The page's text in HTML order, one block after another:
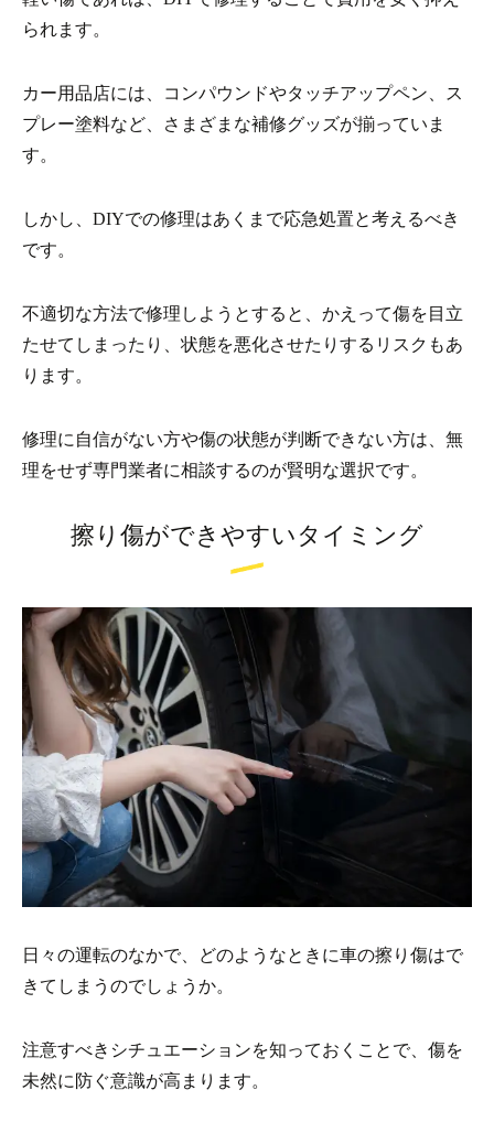
られます。
カー用品店には、コンパウンドやタッチアップペン、ス
プレー塗料など、さまざまな補修グッズが揃っていま
す。
しかし、DIYでの修理はあくまで応急処置と考えるべき
です。
不適切な方法で修理しようとすると、かえって傷を目立
たせてしまったり、状態を悪化させたりするリスクもあ
ります。
修理に自信がない方や傷の状態が判断できない方は、無
理をせず専門業者に相談するのが賢明な選択です。
擦り傷ができやすいタイミング
日々の運転のなかで、どのようなときに車の擦り傷はで
きてしまうのでしょうか。
注意すべきシチュエーションを知っておくことで、傷を
未然に防ぐ意識が高まります。